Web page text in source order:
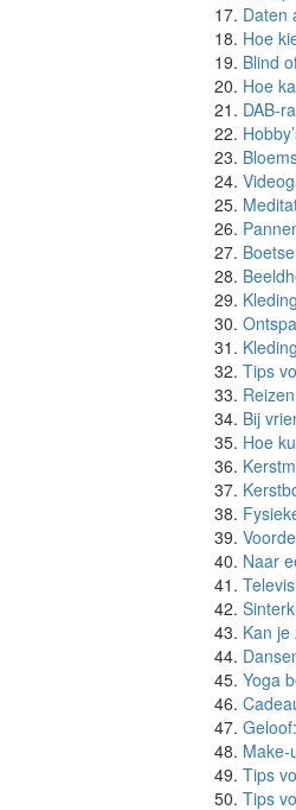
Daten
Hoe
Blind
Hoe
DAB-
Tips
Bij
Hoe
Naar
Kan
Yoga
Make-
Tips
Tips